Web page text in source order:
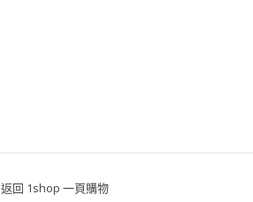
返回 1shop 一頁購物